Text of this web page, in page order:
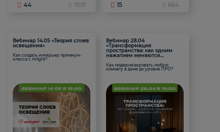
44 1109 15 664
Вебинар 14.05 «Теория слоев
освещения»
Как создать интерьер премиум-
класса с Arlight?
Вебинар 28.04
«Трансформация
пространства: как одним
нажатием меняются
Как модернизировать любую
комнату в доме до уровня ПРО?